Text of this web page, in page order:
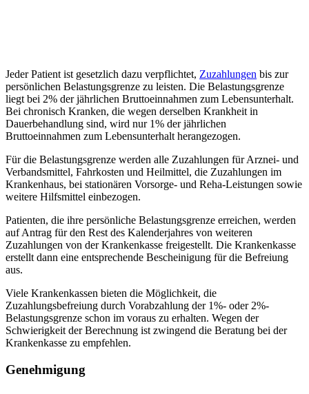
Jeder Patient ist gesetzlich dazu verpflichtet, Zuzahlungen bis zur
persönlichen Belastungsgrenze zu leisten. Die Belastungsgrenze
liegt bei 2% der jährlichen Bruttoeinnahmen zum Lebensunterhalt.
Bei chronisch Kranken, die wegen derselben Krankheit in
Dauerbehandlung sind, wird nur 1% der jährlichen
Bruttoeinnahmen zum Lebensunterhalt herangezogen.
Für die Belastungsgrenze werden alle Zuzahlungen für Arznei- und
Verbandsmittel, Fahrkosten und Heilmittel, die Zuzahlungen im
Krankenhaus, bei stationären Vorsorge- und Reha-Leistungen sowie
weitere Hilfsmittel einbezogen.
Patienten, die ihre persönliche Belastungsgrenze erreichen, werden
auf Antrag für den Rest des Kalenderjahres von weiteren
Zuzahlungen von der Krankenkasse freigestellt. Die Krankenkasse
erstellt dann eine entsprechende Bescheinigung für die Befreiung
aus.
Viele Krankenkassen bieten die Möglichkeit, die
Zuzahlungsbefreiung durch Vorabzahlung der 1%- oder 2%-
Belastungsgrenze schon im voraus zu erhalten. Wegen der
Schwierigkeit der Berechnung ist zwingend die Beratung bei der
Krankenkasse zu empfehlen.
Genehmigung